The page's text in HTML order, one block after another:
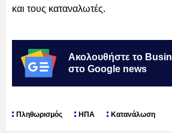
και τους καταναλωτές.
Ακολουθήστε το
στο Google news
Πληθωρισμός ΗΠΑ Κατανάλωση